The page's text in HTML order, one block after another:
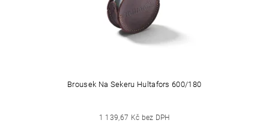
Brousek Na Sekeru Hultafors 600/180
1 139,67 Kč bez DPH